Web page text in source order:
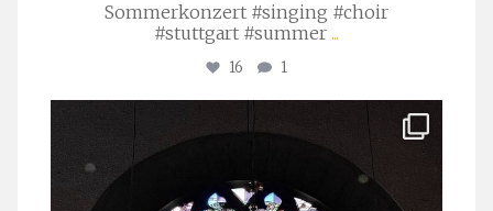
Sommerkonzert #singing #choir
#stuttgart #summer ...
16 1
Apr. 1